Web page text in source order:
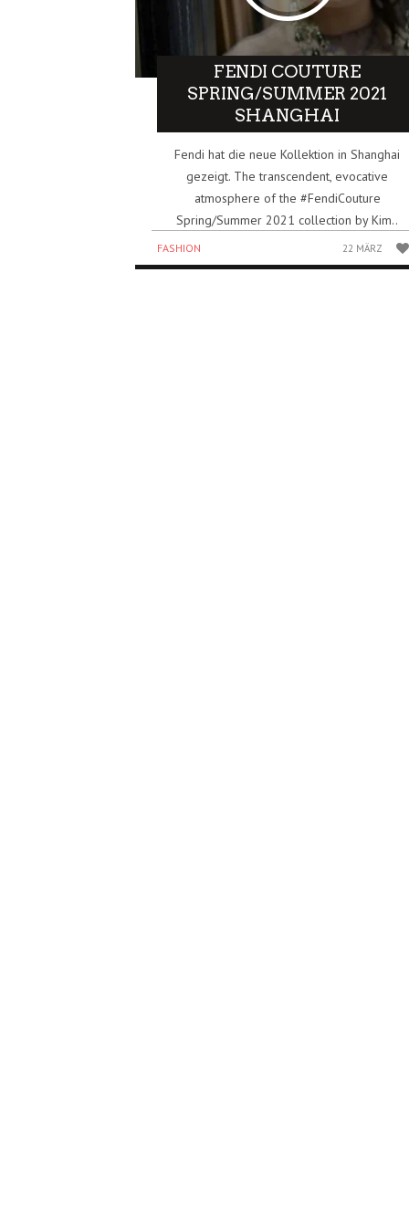
FENDI COUTURE
SPRING/SUMMER 2021
SHANGHAI
Fendi hat die neue Kollektion in Shanghai
gezeigt. The transcendent, evocative
atmosphere of the #FendiCouture​
Spring/Summer 2021 collection by Kim..
FASHION 22 MÄRZ